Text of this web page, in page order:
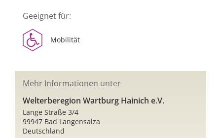
Geeignet für:
Mobilität
Mehr Informationen unter
Welterberegion Wartburg Hainich e.V.
Lange Straße 3/4
99947 Bad Langensalza
Deutschland